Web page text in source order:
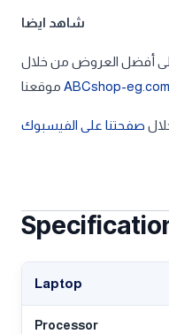
شاهد ايضا
على أفضل العروض من خلال
ABCshop-eg.com
صفحتنا على الفيسبوك
Laptop
Processor